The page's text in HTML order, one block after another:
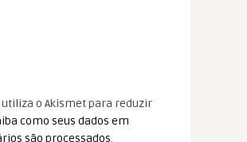
utiliza o Akismet para reduzir
como seus dados em
são processados.